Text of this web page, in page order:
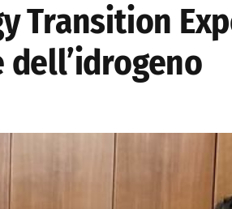
Transition
dell’idrogeno